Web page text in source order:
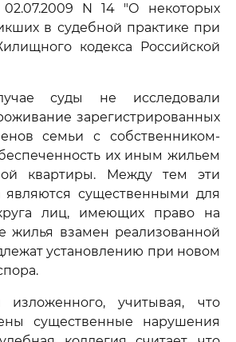
N 14 "О некоторых
в судебной практике при
кодекса Российской
суды не исследовали
зарегистрированных
семьи с собственником-
их иным жильем
квартиры. Между тем эти
являются существенными для
лиц, имеющих право на
жилья взамен реализованной
установлению при новом
учитывая, что
существенные нарушения